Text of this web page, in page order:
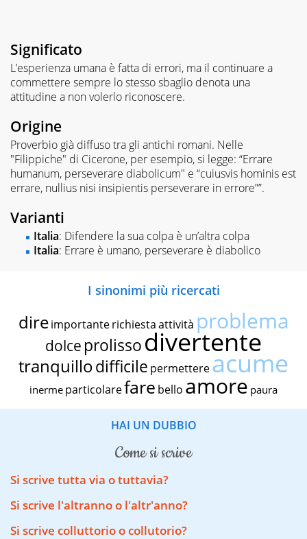
Significato
L’esperienza umana è fatta di errori, ma il continuare a
commettere sempre lo stesso sbaglio denota una
attitudine a non volerlo riconoscere.
Origine
Proverbio già diffuso tra gli antichi romani. Nelle
"Filippiche" di Cicerone, per esempio, si legge: “Errare
humanum, perseverare diabolicum" e “cuiusvis hominis est
errare, nullius nisi insipientis perseverare in errore””.
Varianti
Italia: Difendere la sua colpa è un’altra colpa
Italia: Errare è umano, perseverare è diabolico
I sinonimi più ricercati
dire importante richiestaattività problema
dolce prolissodivertente
tranquillodifficile permettereacume
inerme particolarefare bello amore paura
HAI UN DUBBIO
come si scrive
Si scrive tutta via o tuttavia?
Si scrive l'altranno o l'altr'anno?
Si scrive colluttorio o collutorio?